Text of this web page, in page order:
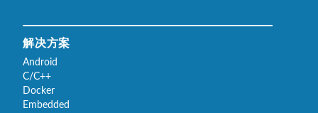
解决方案
Android
C/C++
Docker
Embedded